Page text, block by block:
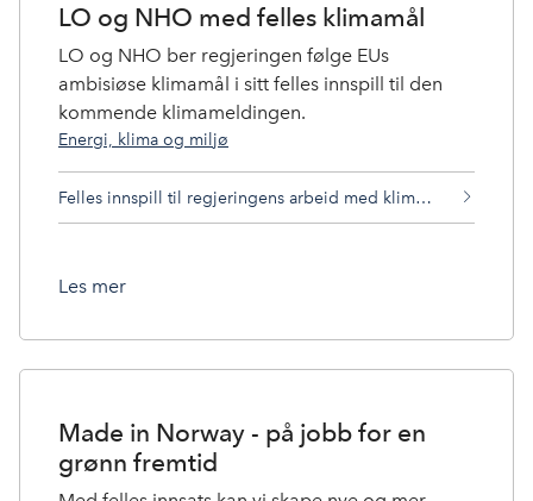
LO og NHO med felles klimamål
LO og NHO ber regjeringen følge EUs
ambisiøse klimamål i sitt felles innspill til den
kommende klimameldingen.
Energi, klima og miljø
Felles innspill til regjeringens arbeid med klimaforpliktelser til 2030
Les mer
Made in Norway - på jobb for en
grønn fremtid